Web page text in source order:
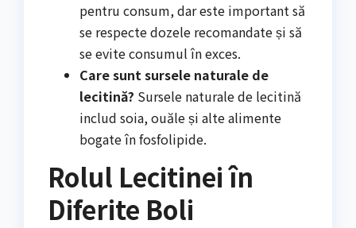
pentru consum, dar este important să
se respecte dozele recomandate și să
se evite consumul în exces.
Care sunt sursele naturale de
lecitină? Sursele naturale de lecitină
includ soia, ouăle și alte alimente
bogate în fosfolipide.
Rolul Lecitinei în
Diferite Boli